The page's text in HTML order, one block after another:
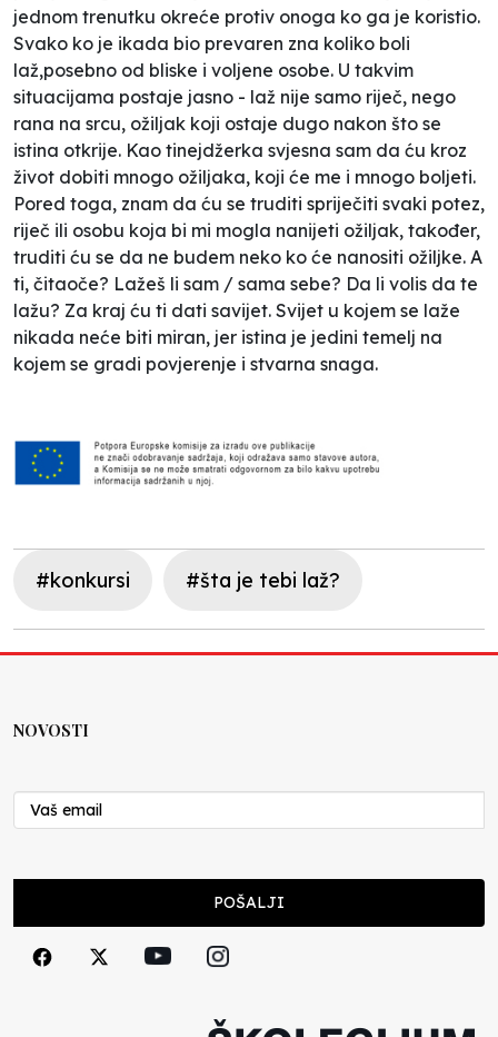
jednom trenutku okreće protiv onoga ko ga je koristio.
Svako ko je ikada bio prevaren zna koliko boli
laž,posebno od bliske i voljene osobe. U takvim
situacijama postaje jasno - laž nije samo riječ, nego
rana na srcu, ožiljak koji ostaje dugo nakon što se
istina otkrije. Kao tinejdžerka svjesna sam da ću kroz
život dobiti mnogo ožiljaka, koji će me i mnogo boljeti.
Pored toga, znam da ću se truditi spriječiti svaki potez,
riječ ili osobu koja bi mi mogla nanijeti ožiljak, također,
truditi ću se da ne budem neko ko će nanositi ožiljke. A
ti, čitaoče? Lažeš li sam / sama sebe? Da li volis da te
lažu? Za kraj ću ti dati savijet. Svijet u kojem se laže
nikada neće biti miran, jer istina je jedini temelj na
kojem se gradi povjerenje i stvarna snaga.
#konkursi #šta je tebi laž?
NOVOSTI
POŠALJI